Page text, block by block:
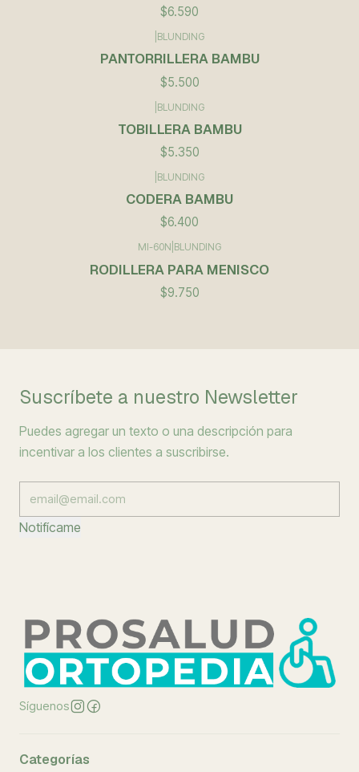
$6.590
BLUNDING
PANTORRILLERA BAMBU
$5.500
BLUNDING
TOBILLERA BAMBU
$5.350
BLUNDING
CODERA BAMBU
$6.400
MI-60N BLUNDING
RODILLERA PARA MENISCO
$9.750
Suscríbete a nuestro Newsletter
Puedes agregar un texto o una descripción para
incentivar a los clientes a suscribirse.
Notifícame
Síguenos
Categorías